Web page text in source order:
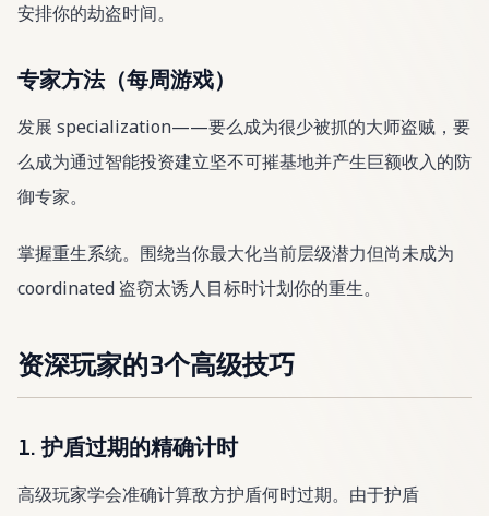
安排你的劫盗时间。
专家方法（每周游戏）
发展 specialization——要么成为很少被抓的大师盗贼，要
么成为通过智能投资建立坚不可摧基地并产生巨额收入的防
御专家。
掌握重生系统。围绕当你最大化当前层级潜力但尚未成为
coordinated 盗窃太诱人目标时计划你的重生。
资深玩家的3个高级技巧
1. 护盾过期的精确计时
高级玩家学会准确计算敌方护盾何时过期。由于护盾